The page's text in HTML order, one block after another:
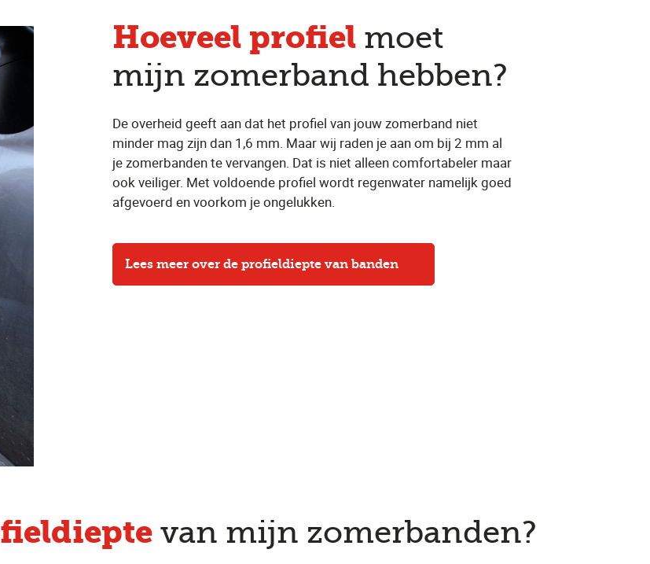
Hoeveel profiel moet
mijn zomerband hebben?
De overheid geeft aan dat het profiel van jouw zomerband niet
minder mag zijn dan 1,6 mm. Maar wij raden je aan om bij 2 mm al
je zomerbanden te vervangen. Dat is niet alleen comfortabeler maar
ook veiliger. Met voldoende profiel wordt regenwater namelijk goed
afgevoerd en voorkom je ongelukken.
Lees meer over de profieldiepte van banden
van mijn zomerbanden?